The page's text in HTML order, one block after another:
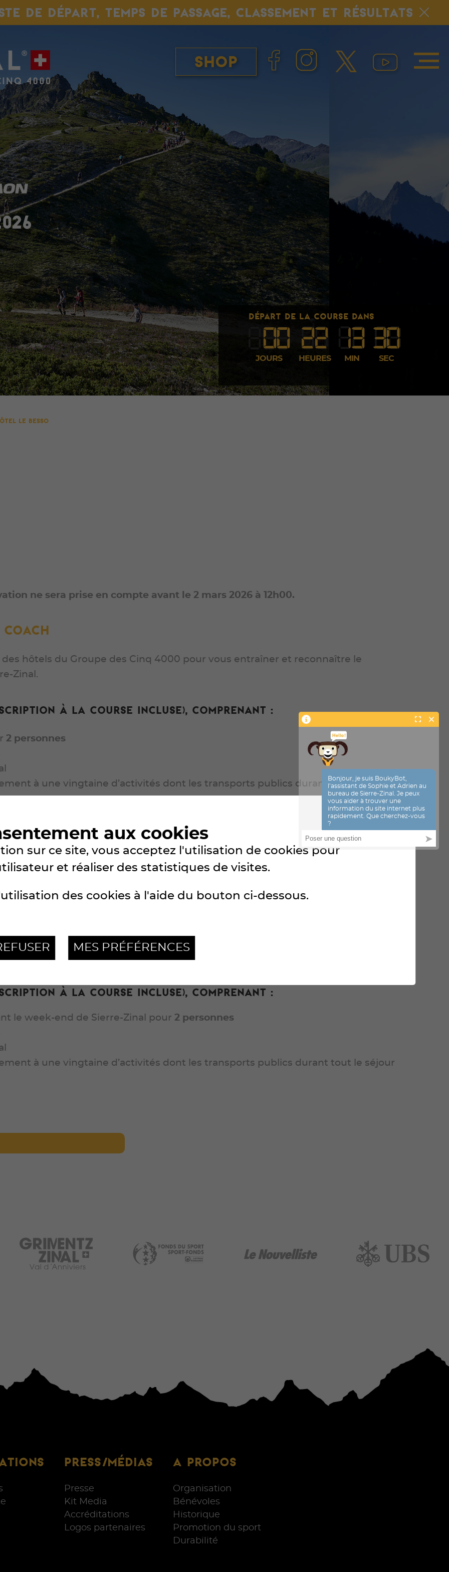
DE DÉPART, TEMPS DE PASSAGE, CLASSEMENT ET RÉSULTATS
DÉPART DE LA COURSE DANS
00 22 13 29
JOURS HEURES MIN SEC
Shop
LE BESSO
ne sera prise en compte avant le 2 mars 2026 à 12h00.
des hôtels du Groupe des Cinq 4000 pour vous entraîner et reconnaître le
Zinal.
à la course incluse), comprenant :
2 personnes
à une vingtaine d’activités dont les transports publics durant le séjour
des hôtels du Groupe des Cinq 4000 pour vous entraîner et reconnaître le
Zinal.
à la course incluse), comprenant :
le week-end de Sierre-Zinal pour 2 personnes
à une vingtaine d’activités dont les transports publics durant tout le séjour
PRESS/MÉDIAS
Presse
Kit Media
Accréditations
Logos partenaires
A PROPOS
Organisation
Bénévoles
Historique
Promotion du sport
Durabilité
aux cookies
sur ce site, vous acceptez l'utilisation de cookies pour
et réaliser des statistiques de visites.
des cookies à l'aide du bouton ci-dessous.
MES PRÉFÉRENCES